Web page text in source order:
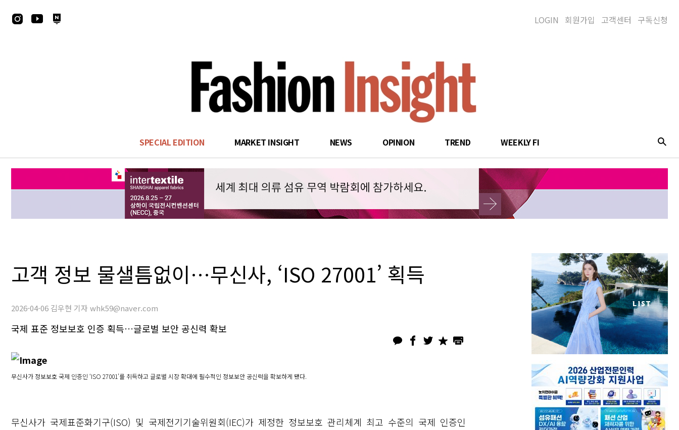
search
SPECIAL EDITION MARKET INSIGHT NEWS OPINION TREND WEEKLY FI
LOGIN 회원가입 고객센터 구독신청
고객 정보 물샐틈없이…무신사, ‘ISO 27001’ 획득
2026-04-06 김우현 기자 whk59@naver.com
국제 표준 정보보호 인증 획득…글로벌 보안 공신력 확보
무신사가 정보보호 국제 인증인 ‘ISO 27001’를 취득하고 글로벌 시장 확대에 필수적인 정보보안 공신력을 확보하게 됐다.
무신사가 국제표준화기구(ISO) 및 국제전기기술위원회(IEC)가 제정한 정보보호 관리체계 최고 수준의 국제 인증인